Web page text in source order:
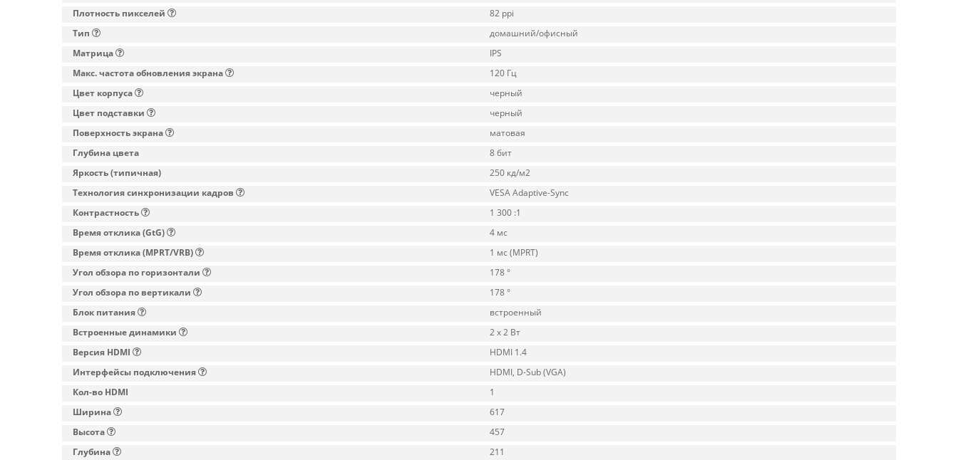
Плотность пикселей
82 ppi
Тип
домашний/офисный
Матрица
IPS
Макс. частота обновления экрана
120 Гц
Цвет корпуса
черный
Цвет подставки
черный
Поверхность экрана
матовая
Глубина цвета
8 бит
Яркость (типичная)
250 кд/м2
Технология синхронизации кадров
VESA Adaptive-Sync
Контрастность
1 300 :1
Время отклика (GtG)
4 мс
Время отклика (MPRT/VRB)
1 мс (MPRT)
Угол обзора по горизонтали
178 °
Угол обзора по вертикали
178 °
Блок питания
встроенный
Встроенные динамики
2 x 2 Вт
Версия HDMI
HDMI 1.4
Интерфейсы подключения
HDMI, D-Sub (VGA)
Кол-во HDMI
1
Ширина
617
Высота
457
Глубина
211